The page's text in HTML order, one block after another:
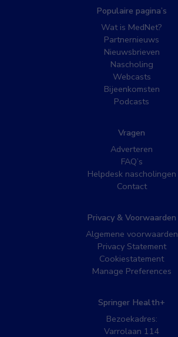
Populaire pagina’s
Wat is MedNet?
Partnernieuws
Nieuwsbrieven
Nascholing
Webcasts
Bijeenkomsten
Podcasts
Vragen
Adverteren
FAQ’s
Helpdesk nascholingen
Contact
Privacy & Voorwaarden
Algemene voorwaarden
Privacy Statement
Cookiestatement
Manage Preferences
Springer Health+
Bezoekadres:
Varrolaan 114